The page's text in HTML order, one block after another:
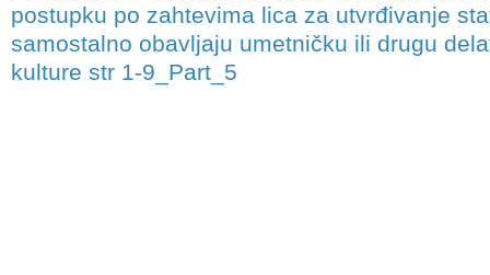
postupku po zahtevima lica za utvrđivanje
samostalno obavljaju umetničku ili drugu
kulture str 1-9_Part_5